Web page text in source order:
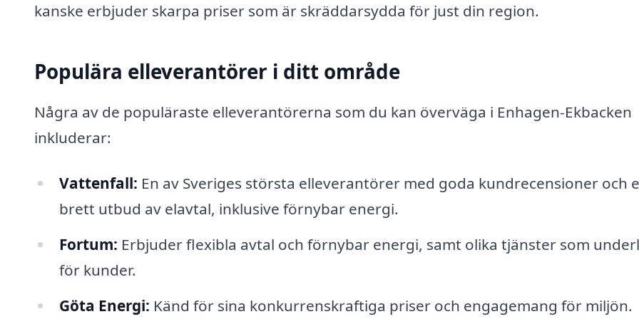
kanske erbjuder skarpa priser som är skräddarsydda för just din region.
Populära elleverantörer i ditt område
Några av de populäraste elleverantörerna som du kan överväga i Enhagen-Ekbacken
inkluderar:
Vattenfall: En av Sveriges största elleverantörer med goda kundrecensioner och
brett utbud av elavtal, inklusive förnybar energi.
Fortum: Erbjuder flexibla avtal och förnybar energi, samt olika tjänster som
för kunder.
Göta Energi: Känd för sina konkurrenskraftiga priser och engagemang för miljön.